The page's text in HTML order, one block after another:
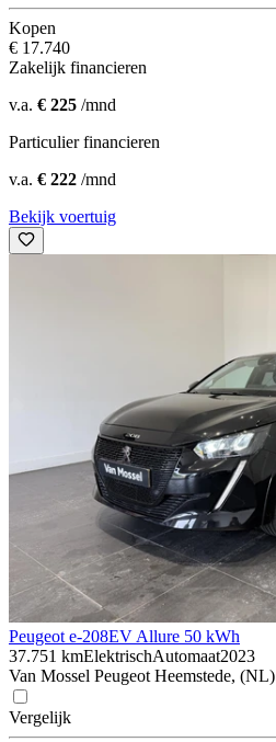
Kopen
€ 17.740
Zakelijk financieren
v.a. € 225 /mnd
Particulier financieren
v.a. € 222 /mnd
Bekijk voertuig
Peugeot e-208EV Allure 50 kWh
37.751 kmElektrischAutomaat2023
Van Mossel Peugeot Heemstede, (NL)
Vergelijk